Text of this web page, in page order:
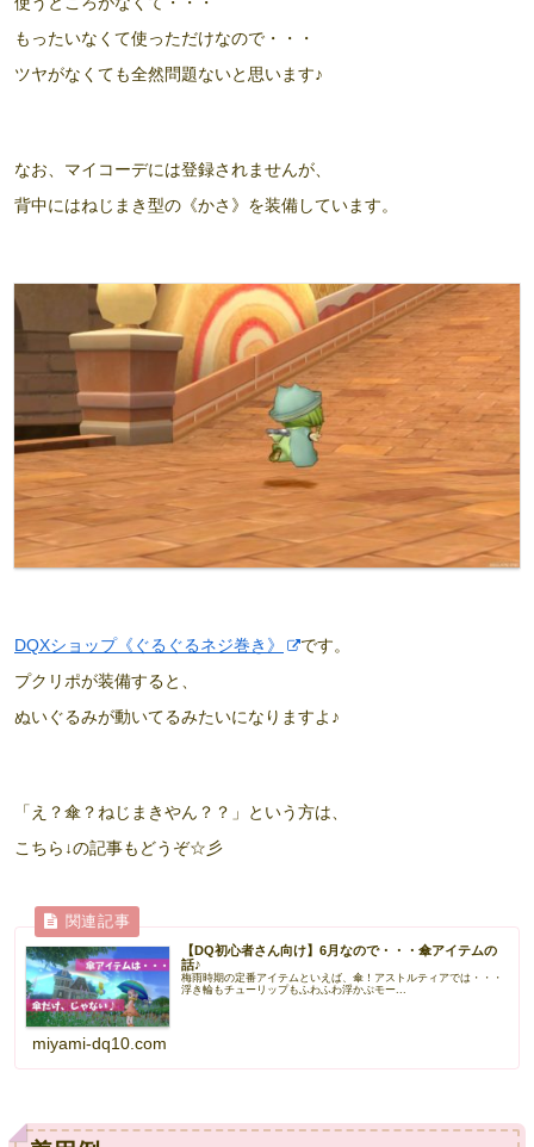
もったいなくて使っただけなので・・・
ツヤがなくても全然問題ないと思います♪
なお、マイコーデには登録されませんが、
背中にはねじまき型の《かさ》を装備しています。
DQXショップ《ぐるぐるネジ巻き》
です。
プクリポが装備すると、
ぬいぐるみが動いてるみたいになりますよ♪
「え？傘？ねじまきやん？？」という方は、
こちら↓の記事もどうぞ☆彡
【DQ初心者さん向け】6月なので・・・傘アイテムの
話♪
梅雨時期の定番アイテムといえば、傘！アストルティアでは・・・
浮き輪もチューリップもふわふわ浮かぶモー...
miyami-dq10.com